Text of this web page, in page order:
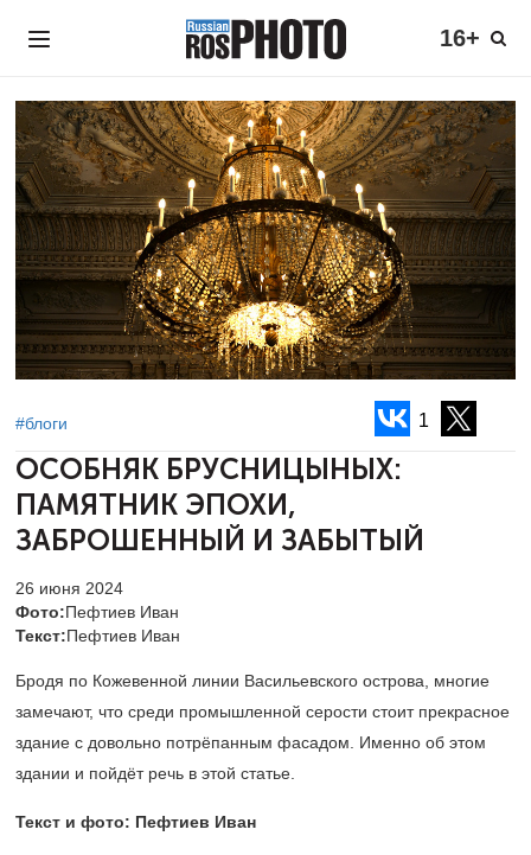
16+
1
#блоги
ОСОБНЯК БРУСНИЦЫНЫХ:
ПАМЯТНИК ЭПОХИ,
ЗАБРОШЕННЫЙ И ЗАБЫТЫЙ
26 июня 2024
Фото:Пефтиев Иван
Текст:Пефтиев Иван
Бродя по Кожевенной линии Васильевского острова, многие
замечают, что среди промышленной серости стоит прекрасное
здание с довольно потрёпанным фасадом. Именно об этом
здании и пойдёт речь в этой статье.
Текст и фото: Пефтиев Иван